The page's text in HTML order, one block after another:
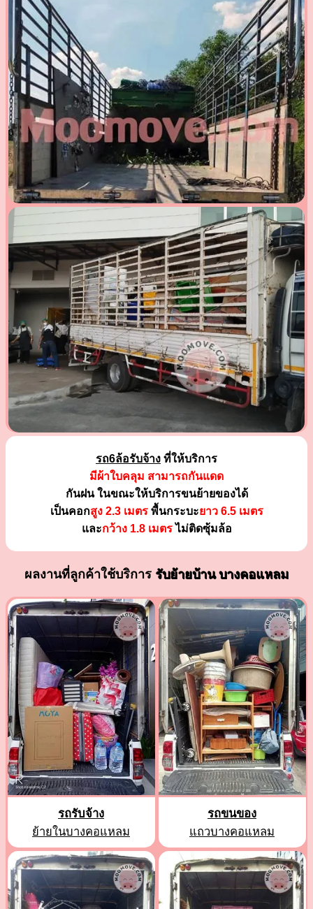
รถ6ล้อรับจ้าง ที่ให้บริการ
มีผ้าใบคลุม สามารถกันแดด
กันฝน ในขณะให้บริการขนย้ายของได้
เป็นคอกสูง 2.3 เมตรพื้นกระบะยาว 6.5 เมตร
และกว้าง 1.8 เมตรไม่ติดซุ้มล้อ
ผลงานที่ลูกค้าใช้บริการ รับย้ายบ้าน บางคอแหลม
รถรับจ้าง
ย้ายในบางคอแหลม
รถขนของ
แถวบางคอแหลม